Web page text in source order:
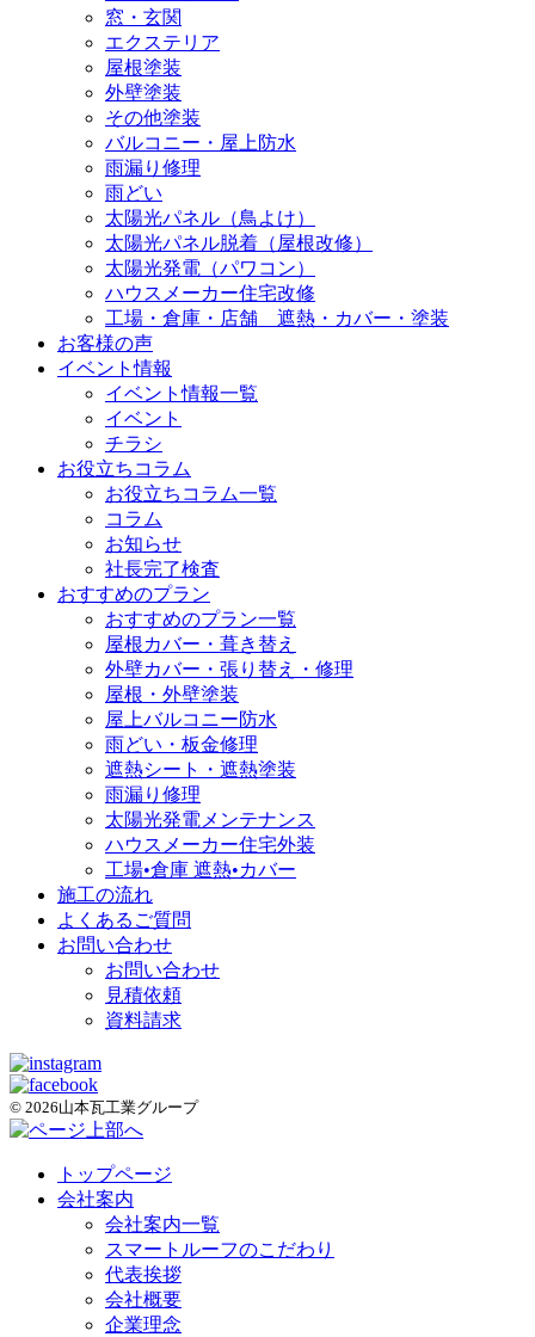
窓・玄関
エクステリア
屋根塗装
外壁塗装
その他塗装
バルコニー・屋上防水
雨漏り修理
雨どい
太陽光パネル（鳥よけ）
太陽光パネル脱着（屋根改修）
太陽光発電（パワコン）
ハウスメーカー住宅改修
工場・倉庫・店舗 遮熱・カバー・塗装
お客様の声
イベント情報
イベント情報一覧
イベント
チラシ
お役立ちコラム
お役立ちコラム一覧
コラム
お知らせ
社長完了検査
おすすめのプラン
おすすめのプラン一覧
屋根カバー・葺き替え
外壁カバー・張り替え・修理
屋根・外壁塗装
屋上バルコニー防水
雨どい・板金修理
遮熱シート・遮熱塗装
雨漏り修理
太陽光発電メンテナンス
ハウスメーカー住宅外装
工場•倉庫 遮熱•カバー
施工の流れ
よくあるご質問
お問い合わせ
お問い合わせ
見積依頼
資料請求
© 2026山本瓦工業グループ
トップページ
会社案内
会社案内一覧
スマートルーフのこだわり
代表挨拶
会社概要
企業理念